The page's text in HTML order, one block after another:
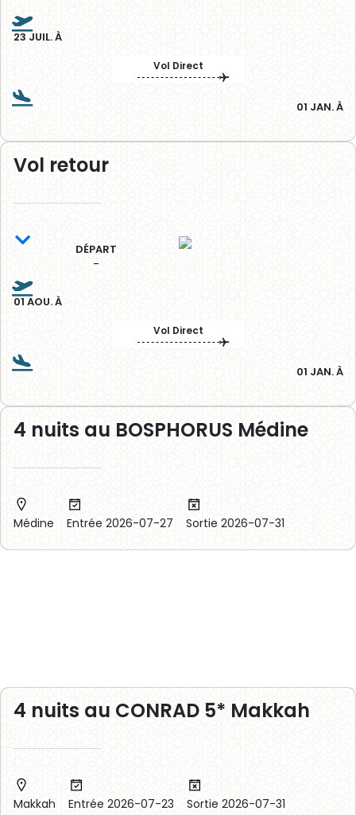
23 JUIL. À
Vol Direct
01 JAN. À
Vol retour
DÉPART
-
01 AOU. À
Vol Direct
01 JAN. À
4 nuits au BOSPHORUS Médine
Médine Entrée 2026-07-27 Sortie 2026-07-31
4 nuits au CONRAD 5* Makkah​
Makkah Entrée 2026-07-23 Sortie 2026-07-31